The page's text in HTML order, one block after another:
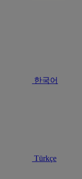
한국어
Türkçe